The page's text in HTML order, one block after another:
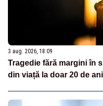
3 aug. 2026, 18:09
Tragedie fără margini în
din viață la doar 20 de ani